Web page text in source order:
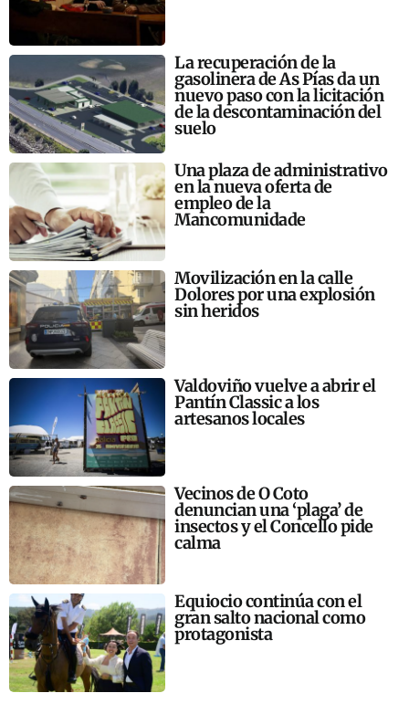
La recuperación de la
gasolinera de As Pías da un
nuevo paso con la licitación
de la descontaminación del
suelo
Una plaza de administrativo
en la nueva oferta de
empleo de la
Mancomunidade
Movilización en la calle
Dolores por una explosión
sin heridos
Valdoviño vuelve a abrir el
Pantín Classic a los
artesanos locales
Vecinos de O Coto
denuncian una ‘plaga’ de
insectos y el Concello pide
calma
Equiocio continúa con el
gran salto nacional como
protagonista